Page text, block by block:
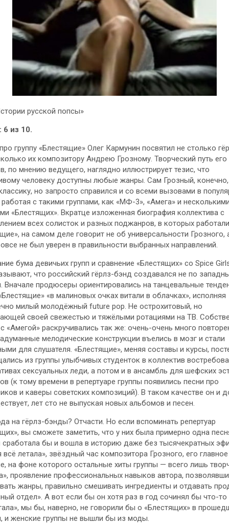
русской попсы»
6 из 10.
группу «Блестящие» Олег Кармунин посвятил не столько
их композитору Андрею Грозному. Творческий путь его
по мнению ведущего, наглядно иллюстрирует тезис, что
человеку доступны любые жанры. Сам Грозный,
но запросто справился и со всеми вызовами в
с такими группами, как «МФ-3», «Амега» и
«Блестящих». Вкратце изложенная биография коллектива с
всех солисток и разных поджанров, в которых работали
на самом деле говорит не об универсальности Грозного,
не был уверен в правильности выбранных направлений.
бума девичьих групп и сравнение «Блестящих» со Spice
что российский гёрлз-бэнд создавался не по
Вначале продюсеры ориентировались на танцевальные
«в малиновых очках витали в облачках», исполняя
милый молодёжный future pop. Не острохитовый, но
своей свежестью и тяжёлыми ротациями на ТВ.
«Амегой» раскручивались так же: очень-очень много
мелодические конструкции въелись в мозг и стали
для слушателя. «Блестящие», меняя составы и курсы,
из группы улыбчивых студенток в коллектив
сексуальных леди, а потом и в ансамбль для шефских
(к тому времени в репертуаре группы появились песни про
и каверы советских композиций). В таком качестве он и
лет сто не выпуская новых альбомов и песен.
на гёрлз-бэнды? Отчасти. Но если вспоминать репертуар
вы сможете заметить, что у них была примерно одна
сработала бы и вошла в историю даже без тысячекратных
всё летала», звёздный час композитора Грозного, его главное
на фоне которого остальные хиты группы — всего лишь
проявление профессиональных навыков автора,
жанры, правильно смешивать ингредиенты и отдавать
отдел». А вот если бы он хотя раз в год сочинял бы что-то
мы бы, наверно, не говорили бы о «Блестящих» в
и женские группы не вышли бы из моды.